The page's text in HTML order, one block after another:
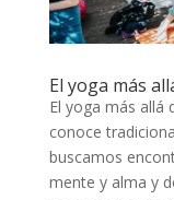
El yoga más
El yoga más allá
conoce
buscamos
mente y alma y